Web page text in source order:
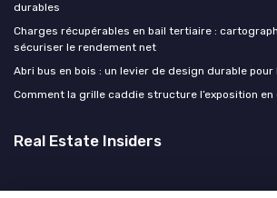
durables
Charges récupérables en bail tertiaire :
sécuriser le rendement net
Abri bus en bois : un levier de design durable pour
Comment la grille caddie structure l’exposition
Real Estate Insiders